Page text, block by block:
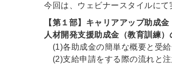
今回は、ウェビナースタイルにて
【第１部】キャリアアップ助成
人材開発支援助成金（教育訓練
(1)各助成金の簡単な概要と受給
(2)支給申請をする際の流れと注